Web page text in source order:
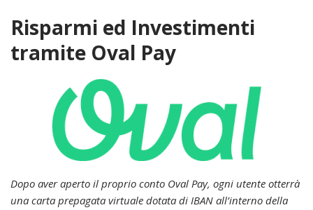
Risparmi ed Investimenti
tramite Oval Pay
Dopo aver aperto il proprio conto Oval Pay, ogni utente otterrà
una carta prepagata virtuale dotata di IBAN all’interno della